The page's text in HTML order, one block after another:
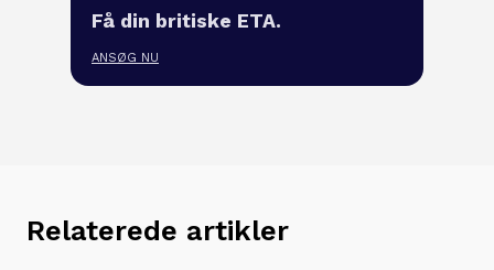
Få din britiske ETA.
ANSØG NU
Relaterede artikler